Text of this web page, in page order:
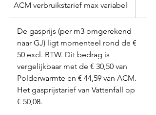
ACM verbruikstarief max variabel
De gasprijs (per m3 omgerekend
naar GJ) ligt momenteel rond de €
50 excl. BTW. Dit bedrag is
vergelijkbaar met de € 30,50 van
Polderwarmte en € 44,59 van ACM.
Het gasprijstarief van Vattenfall op
€ 50,08.